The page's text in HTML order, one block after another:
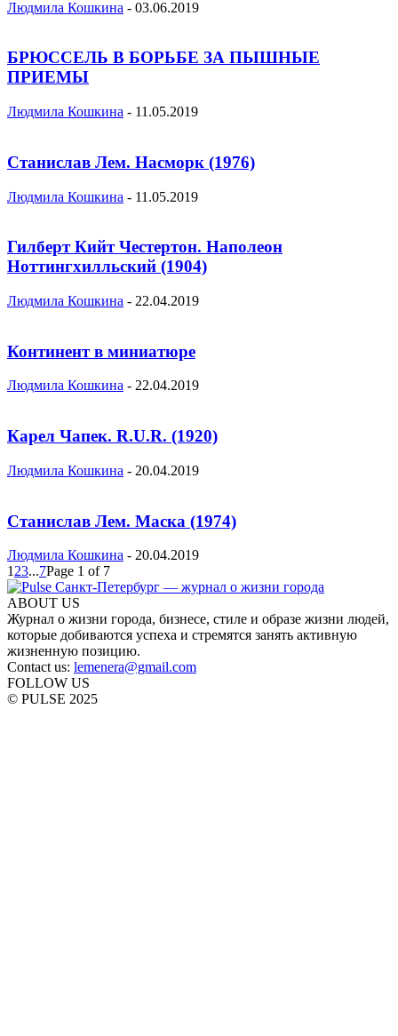
Людмила Кошкина - 03.06.2019
БРЮССЕЛЬ В БОРЬБЕ ЗА ПЫШНЫЕ
ПРИЕМЫ
Людмила Кошкина - 11.05.2019
Станислав Лем. Насморк (1976)
Людмила Кошкина - 11.05.2019
Гилберт Кийт Честертон. Наполеон
Ноттингхилльский (1904)
Людмила Кошкина - 22.04.2019
Континент в миниатюре
Людмила Кошкина - 22.04.2019
Карел Чапек. R.U.R. (1920)
Людмила Кошкина - 20.04.2019
Станислав Лем. Маска (1974)
Людмила Кошкина - 20.04.2019
1 23...7Page 1 of 7
ABOUT US
Журнал о жизни города, бизнесе, стиле и образе жизни людей,
которые добиваются успеха и стремятся занять активную
жизненную позицию.
Contact us: lemenera@gmail.com
FOLLOW US
© PULSE 2025